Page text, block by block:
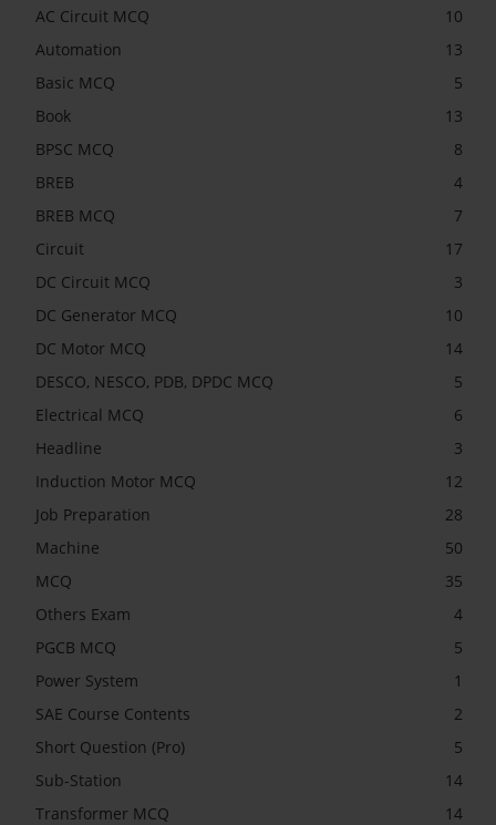
AC Circuit MCQ
10
Automation
13
Basic MCQ
5
Book
13
BPSC MCQ
8
BREB
4
BREB MCQ
7
Circuit
17
DC Circuit MCQ
3
DC Generator MCQ
10
DC Motor MCQ
14
DESCO, NESCO, PDB, DPDC MCQ
5
Electrical MCQ
6
Headline
3
Induction Motor MCQ
12
Job Preparation
28
Machine
50
MCQ
35
Others Exam
4
PGCB MCQ
5
Power System
1
SAE Course Contents
2
Short Question (Pro)
5
Sub-Station
14
Transformer MCQ
14